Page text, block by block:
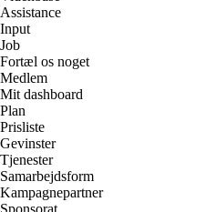
Assistance
Input
Job
Fortæl os noget
Medlem
Mit dashboard
Plan
Prisliste
Gevinster
Tjenester
Samarbejdsform
Kampagnepartner
Sponsorat